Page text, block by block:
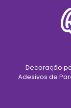
Decoração
Adesivos de